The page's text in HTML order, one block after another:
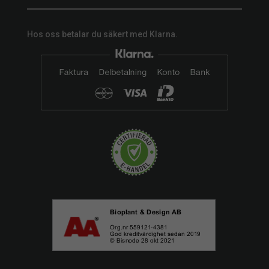
Hos oss betalar du säkert med Klarna.